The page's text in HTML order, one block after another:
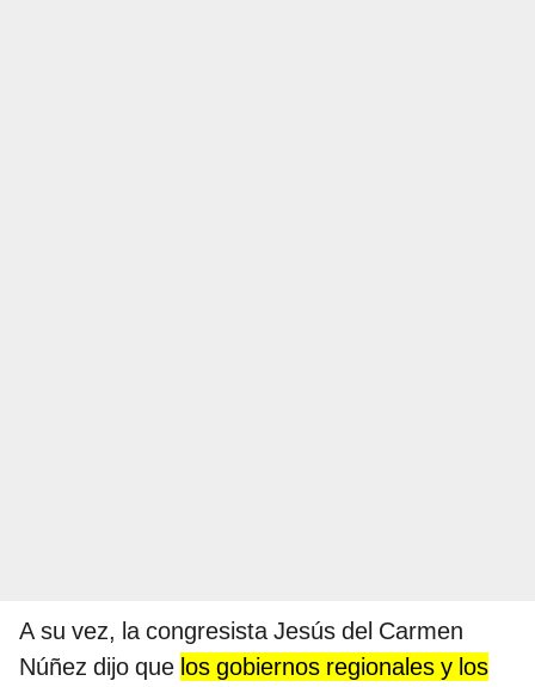
A su vez, la congresista Jesús del Carmen
Núñez dijo que los gobiernos regionales y los